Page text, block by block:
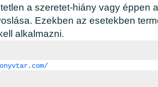
a szeretet-hiány vagy éppen
Ezekben az esetekben
alkalmazni.